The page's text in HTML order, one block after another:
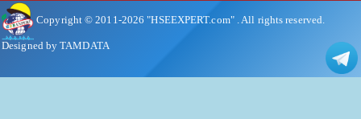
Copyright © 2011-2026 "HSEEXPERT.com". All rights reserved.
Designed by TAMDATA